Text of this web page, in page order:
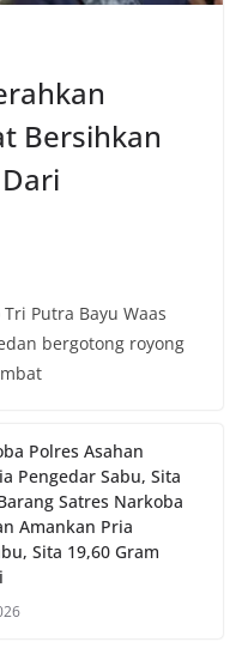
Bersihkan
Putra Bayu Waas
bergotong royong
Polres Asahan
Pengedar Sabu, Sita
Satres Narkoba
Amankan Pria
Sita 19,60 Gram